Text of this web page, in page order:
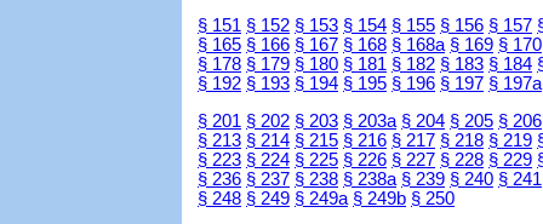
§ 151 § 152 § 153 § 154 § 155 § 156 § 157
§ 165 § 166 § 167 § 168 § 168a § 169 § 170
§ 178 § 179 § 180 § 181 § 182 § 183 § 184
§ 192 § 193 § 194 § 195 § 196 § 197 § 197a
§ 201 § 202 § 203 § 203a § 204 § 205 § 206
§ 213 § 214 § 215 § 216 § 217 § 218 § 219
§ 223 § 224 § 225 § 226 § 227 § 228 § 229
§ 236 § 237 § 238 § 238a § 239 § 240 § 241
§ 248 § 249 § 249a § 249b § 250